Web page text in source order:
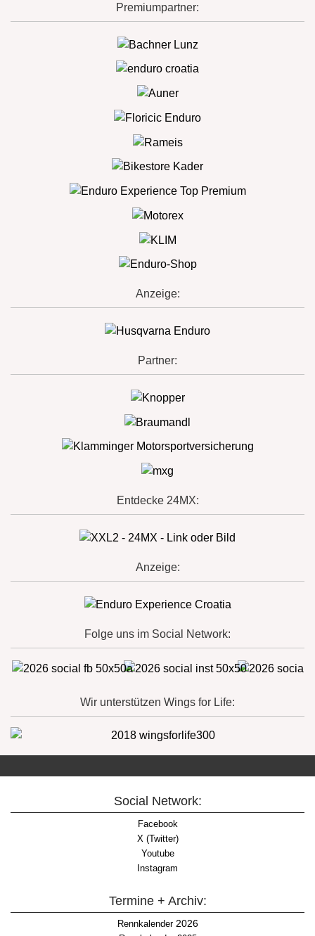
Premiumpartner:
Anzeige:
Partner:
Entdecke 24MX:
Anzeige:
Folge uns im Social Network:
Wir unterstützen Wings for Life:
Social Network:
Facebook
X (Twitter)
Youtube
Instagram
Termine + Archiv:
Rennkalender2026